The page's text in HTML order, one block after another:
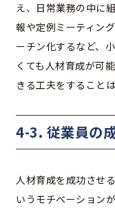
え、日常業務の中に
報や定例ミーティン
ーチン化するなど、
くても人材育成が可
きる工夫をすること
4-3. 従業員の
人材育成を成功させ
いうモチベーション